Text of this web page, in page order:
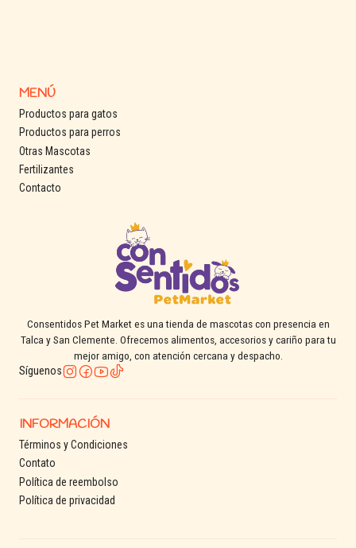
MENÚ
Productos para gatos
Productos para perros
Otras Mascotas
Fertilizantes
Contacto
Consentidos Pet Market es una tienda de mascotas con presencia en
Talca y San Clemente. Ofrecemos alimentos, accesorios y cariño para tu
mejor amigo, con atención cercana y despacho.
Síguenos
INFORMACIÓN
Términos y Condiciones
Contato
Política de reembolso
Política de privacidad